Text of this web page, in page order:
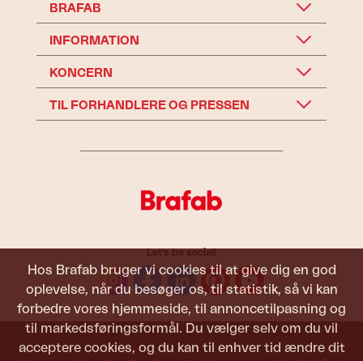
Hos Brafab bruger vi cookies til at give dig en god
oplevelse, når du besøger os, til statistik, så vi kan
forbedre vores hjemmeside, til annoncetilpasning og
til markedsføringsformål. Du vælger selv om du vil
acceptere cookies, og du kan til enhver tid ændre dit
BRAFAB
INFORMATION
KONCERN
TIL FORHANDLERE OG PRESSEN
Let's be social!